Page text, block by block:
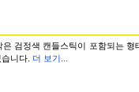
검정색 캔들스틱이 포함되는 형
니다. 더 보기...